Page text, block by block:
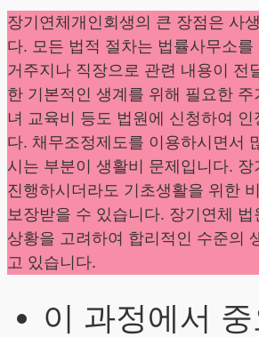
장기연체개인회생의 큰 장점은 사
다. 모든 법적 절차는 법률사무소
거주지나 직장으로 관련 내용이 전
한 기본적인 생계를 위해 필요한
녀 교육비 등도 법원에 신청하여 인
다. 채무조정제도를 이용하시면서
시는 부분이 생활비 문제입니다.
진행하시더라도 기초생활을 위한
보장받을 수 있습니다. 장기연체 법
상황을 고려하여 합리적인 수준의
고 있습니다.
이 과정에서